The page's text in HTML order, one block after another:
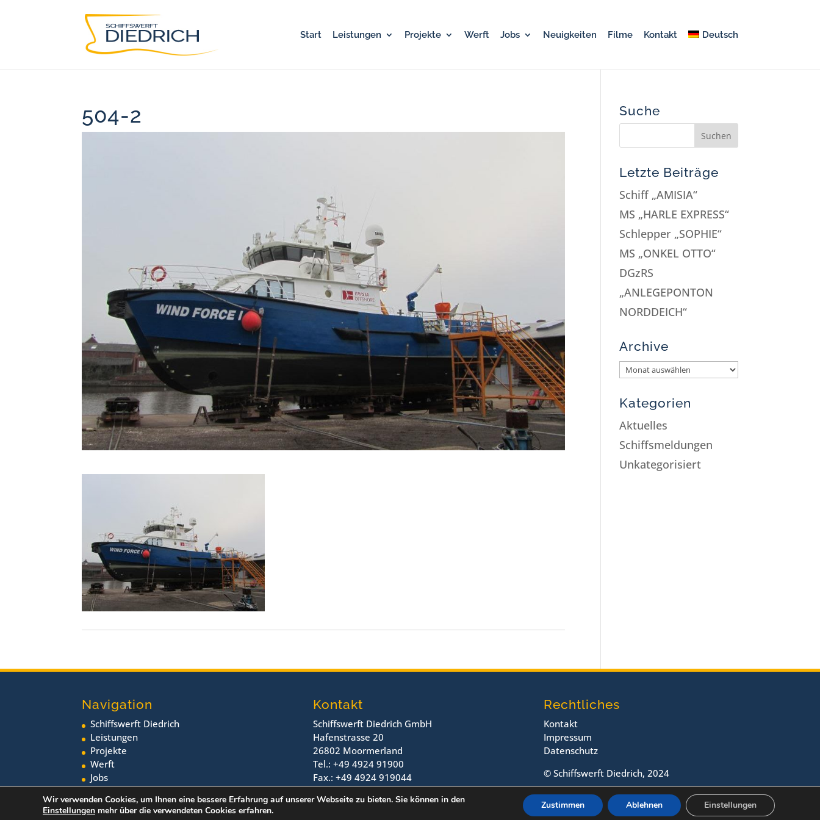
Start Leistungen Projekte Werft Jobs Neuigkeiten Filme Kontakt Deutsch
504-2 Suche
Letzte Beiträge
Schiff „AMISIA“
MS „HARLE EXPRESS“
Schlepper „SOPHIE“
MS „ONKEL OTTO“
DGzRS
„ANLEGEPONTON
NORDDEICH“
Archive
Kategorien
Aktuelles
Schiffsmeldungen
Unkategorisiert
Navigation
Schiffswerft Diedrich
Leistungen
Projekte
Werft
Jobs
Neuigkeiten
Kontakt
Schiffswerft Diedrich GmbH
Hafenstrasse 20
26802 Moormerland
Tel.: +49 4924 91900
Fax.: +49 4924 919044
Rechtliches
Kontakt
Impressum
Datenschutz
© Schiffswerft Diedrich, 2024
Wir verwenden Cookies, um Ihnen eine bessere Erfahrung auf unserer Webseite zu bieten. Sie können in den
Einstellungen mehr über die verwendeten Cookies erfahren. Zustimmen Ablehnen Einstellungen